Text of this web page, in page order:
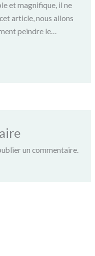
et magnifique, il ne
article, nous allons
peindre le…
un commentaire.